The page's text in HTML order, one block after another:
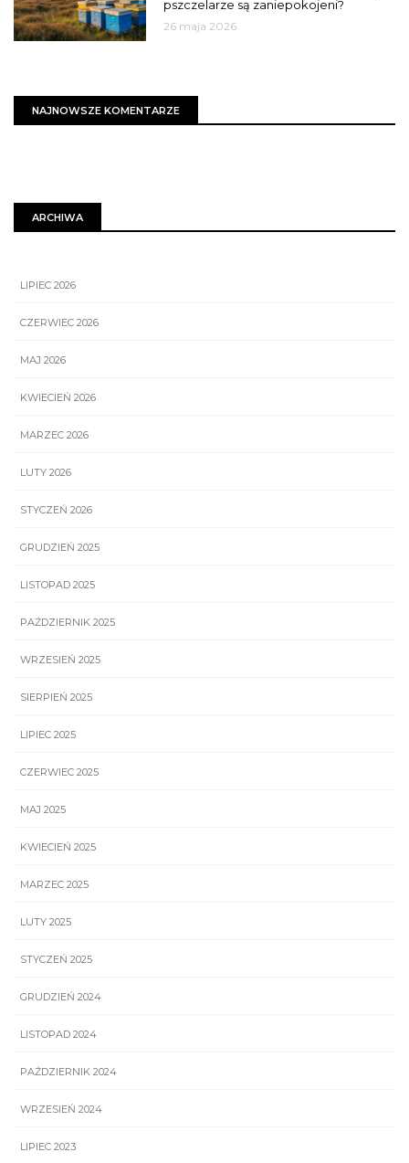
pszczelarze są zaniepokojeni?
26 maja 2026
NAJNOWSZE KOMENTARZE
ARCHIWA
LIPIEC 2026
CZERWIEC 2026
MAJ 2026
KWIECIEŃ 2026
MARZEC 2026
LUTY 2026
STYCZEŃ 2026
GRUDZIEŃ 2025
LISTOPAD 2025
PAŹDZIERNIK 2025
WRZESIEŃ 2025
SIERPIEŃ 2025
LIPIEC 2025
CZERWIEC 2025
MAJ 2025
KWIECIEŃ 2025
MARZEC 2025
LUTY 2025
STYCZEŃ 2025
GRUDZIEŃ 2024
LISTOPAD 2024
PAŹDZIERNIK 2024
WRZESIEŃ 2024
LIPIEC 2023